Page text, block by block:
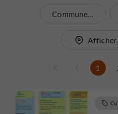
Commune...
Afficher
1